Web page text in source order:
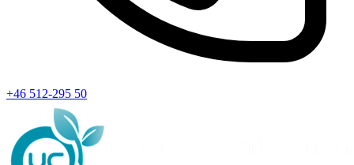
+46 512-295 50